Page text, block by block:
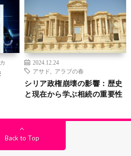
2024.12.24
アサド
アラブの春
シリア政権崩壊の影響：歴史
と現在から学ぶ相続の重要性
Back to Top